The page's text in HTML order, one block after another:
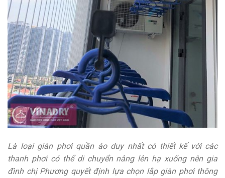
Là loại giàn phơi quần áo duy nhất có thiết kế với các
thanh phơi có thể di chuyển nâng lên hạ xuống nên gia
đình chị Phương quyết định lựa chọn lắp giàn phơi thông